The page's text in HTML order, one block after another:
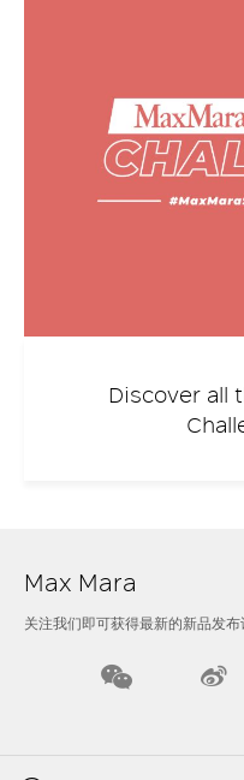
Discover all
Max Mara
关注我们即可获得最新的新品发